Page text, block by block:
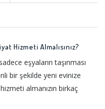
Hizmeti Almalısınız?
eşyaların taşınması
bir şekilde yeni evinize
almanızın birkaç